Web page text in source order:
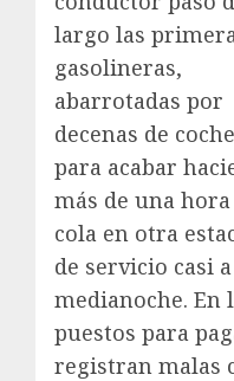
largo las
gasolineras,
abarrotadas por
decenas de
para acabar
más de una hora
cola en otra
de servicio casi a
medianoche. En
puestos para
registran malas